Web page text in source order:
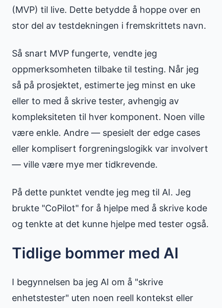
(MVP) til live. Dette betydde å hoppe over en
stor del av testdekningen i fremskrittets navn.
Så snart MVP fungerte, vendte jeg
oppmerksomheten tilbake til testing. Når jeg
så på prosjektet, estimerte jeg minst en uke
eller to med å skrive tester, avhengig av
kompleksiteten til hver komponent. Noen ville
være enkle. Andre — spesielt der edge cases
eller komplisert forgreningslogikk var involvert
— ville være mye mer tidkrevende.
På dette punktet vendte jeg meg til AI. Jeg
brukte "CoPilot" for å hjelpe med å skrive kode
og tenkte at det kunne hjelpe med tester også.
Tidlige bommer med AI
I begynnelsen ba jeg AI om å "skrive
enhetstester" uten noen reell kontekst eller